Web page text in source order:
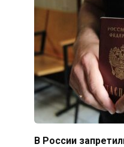
В России